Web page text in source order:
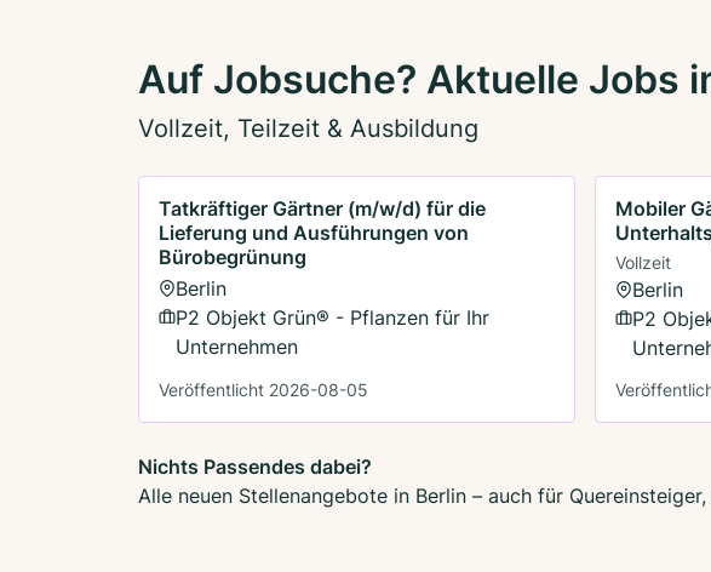
Auf Jobsuche? Aktuelle Jobs
Vollzeit, Teilzeit & Ausbildung
Tatkräftiger Gärtner (m/w/d) für die
Lieferung und Ausführungen von
Bürobegrünung
Berlin
P2 Objekt Grün® - Pflanzen für Ihr
Unternehmen
Veröffentlicht 2026-08-05
Mobiler
Vollzeit
Berlin
P2
Nichts Passendes dabei?
Alle neuen Stellenangebote in Berlin – auch für